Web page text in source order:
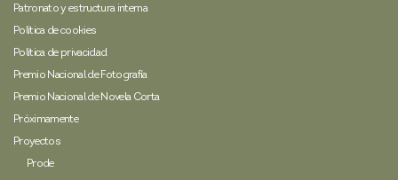
Patronato y estructura interna
Política de cookies
Política de privacidad
Premio Nacional de Fotografía
Premio Nacional de Novela Corta
Próximamente
Proyectos
Prode